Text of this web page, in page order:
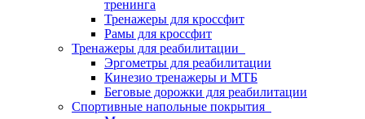
тренинга
Тренажеры для кроссфит
Рамы для кроссфит
Тренажеры для реабилитации
Эргометры для реабилитации
Кинезио тренажеры и МТБ
Беговые дорожки для реабилитации
Спортивные напольные покрытия